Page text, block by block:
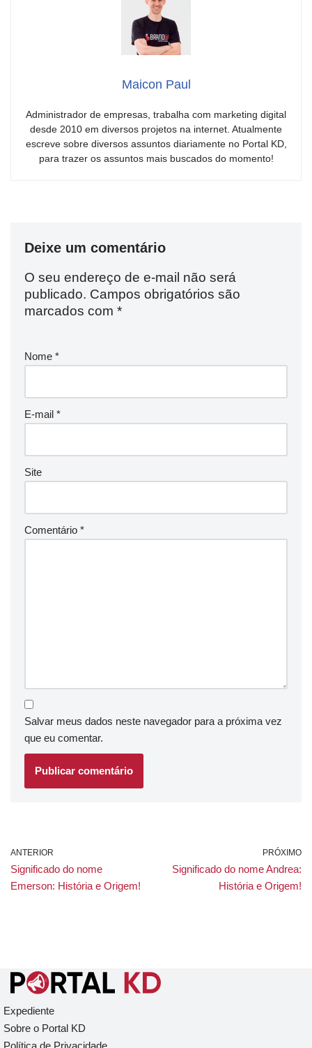
Maicon Paul
Administrador de empresas, trabalha com marketing digital
desde 2010 em diversos projetos na internet. Atualmente
escreve sobre diversos assuntos diariamente no Portal KD,
para trazer os assuntos mais buscados do momento!
Deixe um comentário
O seu endereço de e-mail não será
publicado. Campos obrigatórios são
marcados com *
Nome *
E-mail *
Site
Comentário *
Salvar meus dados neste navegador para a próxima vez
que eu comentar.
ANTERIOR
Significado do nome
Emerson: História e Origem!
PRÓXIMO
Significado do nome Andrea:
História e Origem!
Expediente
Sobre o Portal KD